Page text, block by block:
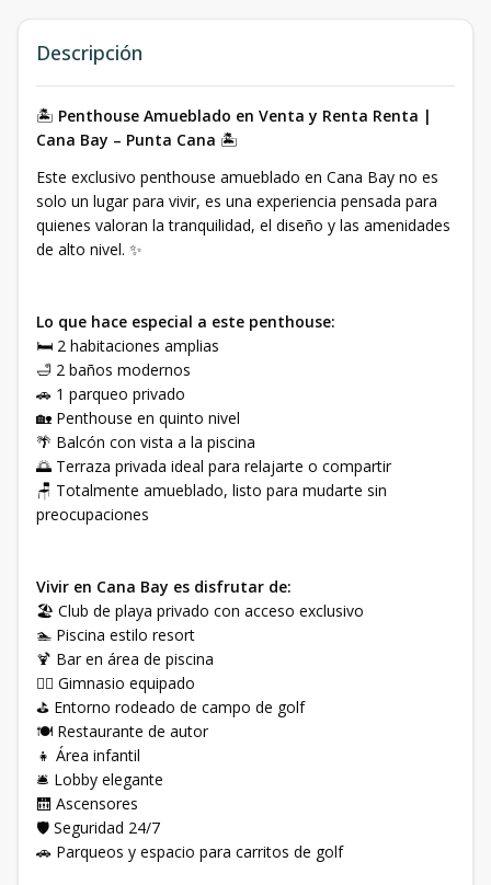
Descripción
🏝️ Penthouse Amueblado en Venta y Renta Renta |
Cana Bay – Punta Cana 🏝️
Este exclusivo penthouse amueblado en Cana Bay no es
solo un lugar para vivir, es una experiencia pensada para
quienes valoran la tranquilidad, el diseño y las amenidades
de alto nivel. ✨
Lo que hace especial a este penthouse:
🛏️ 2 habitaciones amplias
🛁 2 baños modernos
🚗 1 parqueo privado
🏡 Penthouse en quinto nivel
🌴 Balcón con vista a la piscina
🌅 Terraza privada ideal para relajarte o compartir
🪑 Totalmente amueblado, listo para mudarte sin
preocupaciones
Vivir en Cana Bay es disfrutar de:
🏖️ Club de playa privado con acceso exclusivo
🏊 Piscina estilo resort
🍹 Bar en área de piscina
🏋️‍♂️ Gimnasio equipado
⛳ Entorno rodeado de campo de golf
🍽️ Restaurante de autor
👧 Área infantil
🛎️ Lobby elegante
🛗 Ascensores
🛡️ Seguridad 24/7
🚗 Parqueos y espacio para carritos de golf